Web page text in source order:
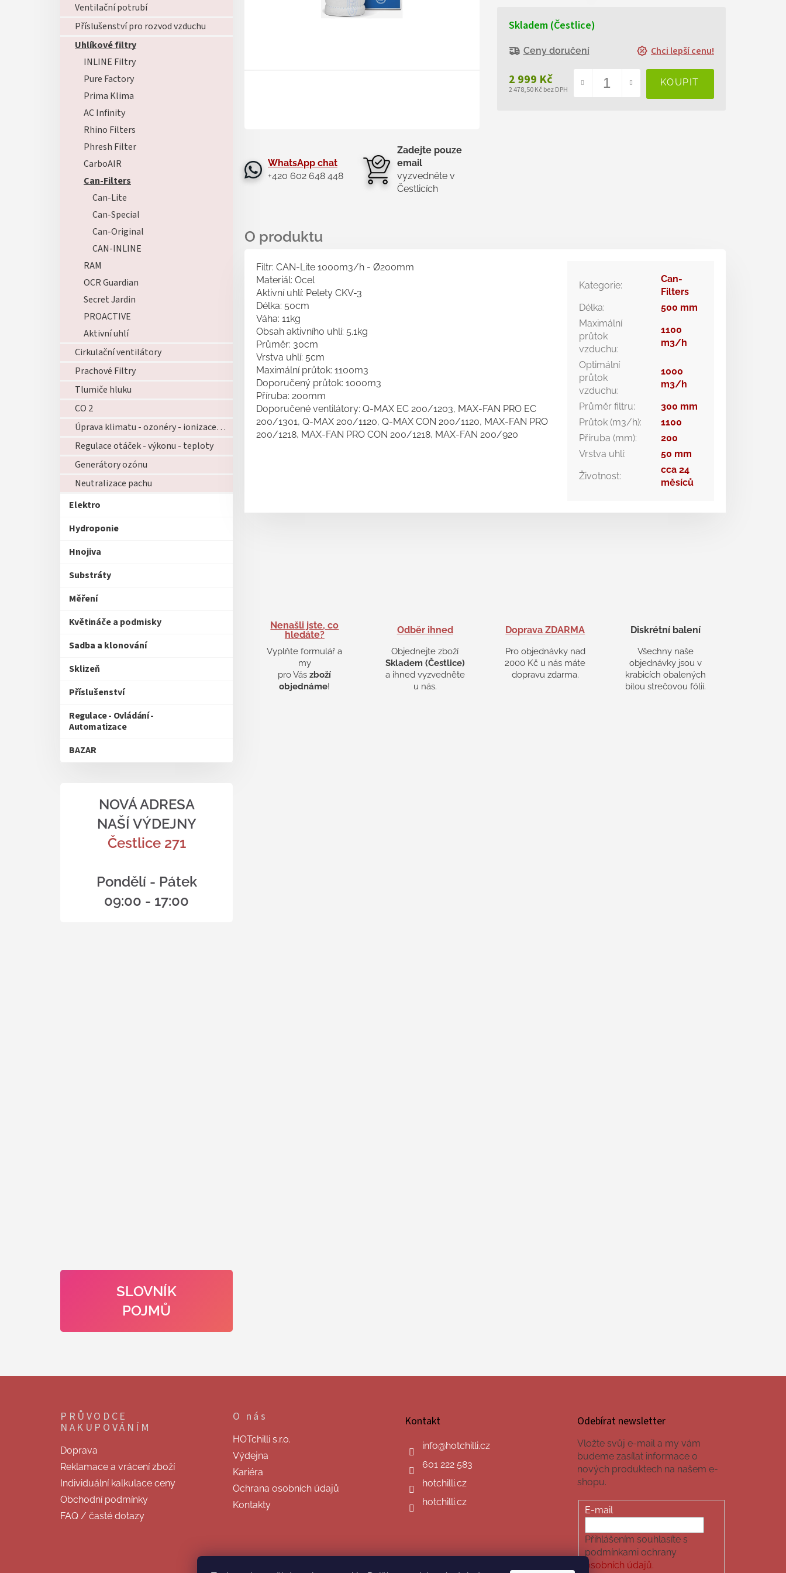
Ventilační potrubí
Příslušenství pro rozvod vzduchu
Uhlíkové filtry
INLINE Filtry
Pure Factory
Prima Klima
AC Infinity
Rhino Filters
Phresh Filter
CarboAIR
Can-Filters
Can-Lite
Can-Special
Can-Original
CAN-INLINE
RAM
OCR Guardian
Secret Jardin
PROACTIVE
Aktivní uhlí
Cirkulační ventilátory
Prachové Filtry
Tlumiče hluku
CO 2
Úprava klimatu - ozonéry - ionizace - zvlhčovače - atd...
Regulace otáček - výkonu - teploty
Generátory ozónu
Neutralizace pachu
Elektro
Hydroponie
Hnojiva
Substráty
Měření
Květináče a podmisky
Sadba a klonování
Sklizeň
Příslušenství
Regulace - Ovládání -
Automatizace
BAZAR
NOVÁ ADRESA
NAŠÍ VÝDEJNY
Čestlice 271
Pondělí - Pátek
09:00 - 17:00
SLOVNÍK
POJMŮ
WhatsApp chat
+420 602 648 448
Zadejte pouze
email
vyzvedněte v
Čestlicích
2 999 Kč
2 478,50 Kč bez DPH
Skladem (Čestlice)
Ceny doručení Chci lepší cenu!
Nenašli jste, co
hledáte?
Vyplňte formulář a
my
pro Vászboží
objednáme!
Odběr ihned
Objednejte zboží
Skladem (Čestlice)
a ihned vyzvedněte
u nás.
Doprava ZDARMA
Pro objednávky nad
2000 Kč u nás máte
dopravu zdarma.
Diskrétní balení
Všechny naše
objednávky jsou v
krabicích obalených
bílou strečovou fólií.
Filtr: CAN-Lite 1000m3/h - Ø200mm
Materiál: Ocel
Aktivní uhlí: Pelety CKV-3
Délka: 50cm
Váha: 11kg
Obsah aktivního uhlí: 5.1kg
Průměr: 30cm
Vrstva uhlí: 5cm
Maximální průtok: 1100m3
Doporučený průtok: 1000m3
Příruba: 200mm
Doporučené ventilátory: Q-MAX EC 200/1203, MAX-FAN PRO EC
200/1301, Q-MAX 200/1120, Q-MAX CON 200/1120, MAX-FAN PRO
200/1218, MAX-FAN PRO CON 200/1218, MAX-FAN 200/920
Kategorie:
Can-
Filters
Délka:
500 mm
Maximální
průtok
vzduchu:
1100
m3/h
Optimální
průtok
vzduchu:
1000
m3/h
Průměr filtru:
300 mm
Průtok (m3/h):
1100
Příruba (mm):
200
Vrstva uhlí:
50 mm
Životnost:
cca 24
měsíců
PRŮVODCE
NAKUPOVÁNÍM
Doprava
Reklamace a vrácení zboží
Individuální kalkulace ceny
Obchodní podmínky
FAQ / časté dotazy
O nás
HOTchilli s.r.o.
Výdejna
Kariéra
Ochrana osobních údajů
Kontakty
Kontakt
info@hotchilli.cz
601 222 583
hotchilli.cz
hotchilli.cz
Odebírat newsletter
Vložte svůj e-mail a my vám
budeme zasílat informace o
nových produktech na našem e-
shopu.
E-mail
Přihlášením souhlasíte s
podmínkami ochrany
osobních údajů.